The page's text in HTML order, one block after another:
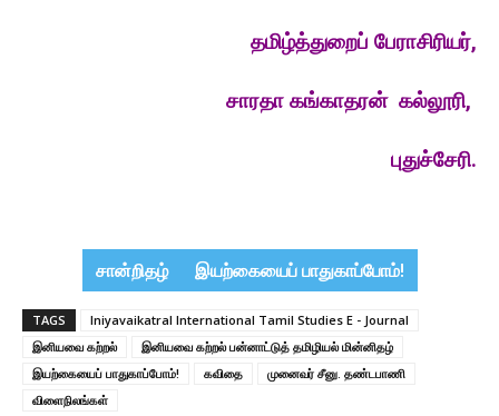
தமிழ்த்துறைப் பேராசிரியர்,
சாரதா கங்காதரன் கல்லூரி,
புதுச்சேரி .
சான்றிதழ் இயற்கையைப் பாதுகாப்போம்!
TAGS
Iniyavaikatral International Tamil Studies E - Journal
இனியவை கற்றல்
இனியவை கற்றல் பன்னாட்டுத் தமிழியல் மின்னிதழ்
இயற்கையைப் பாதுகாப்போம்!
கவிதை
முனைவர் சீனு. தண்டபாணி
விளைநிலங்கள்